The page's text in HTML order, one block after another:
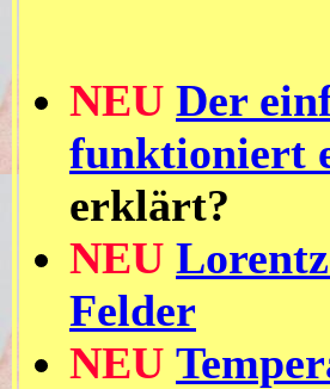
NEU Der
funktioniert
erklärt?
NEU
Felder
NEU